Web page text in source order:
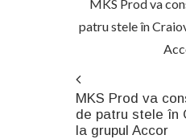
MKS Prod va
patru stele în
MKS Prod va
de patru stele în
la grupul Accor